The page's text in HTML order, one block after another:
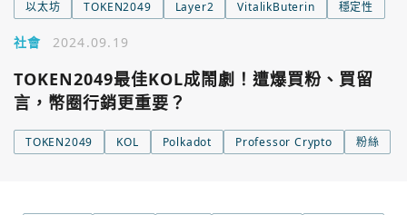
以太坊 TOKEN2049 Layer2 VitalikButerin 穩定性
社會 2024.09.19
TOKEN2049最佳KOL成鬧劇！遭爆買粉、買留
言，幣圈行銷更重要？
TOKEN2049 KOL Polkadot Professor Crypto 粉絲